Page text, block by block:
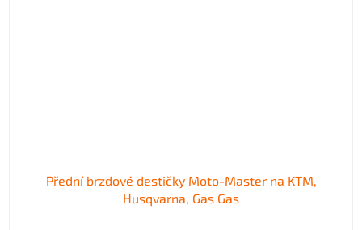
Přední brzdové destičky Moto-Master na KTM,
Husqvarna, Gas Gas